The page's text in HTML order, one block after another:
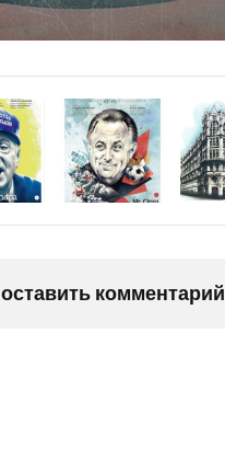
комментарий